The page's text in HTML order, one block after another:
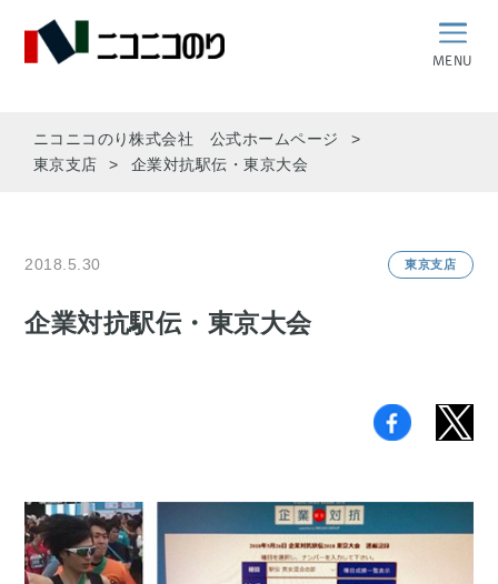
MENU
ニコニコのり株式会社 公式ホームページ
東京支店
企業対抗駅伝・東京大会
2018.5.30 東京支店
企業対抗駅伝・東京大会